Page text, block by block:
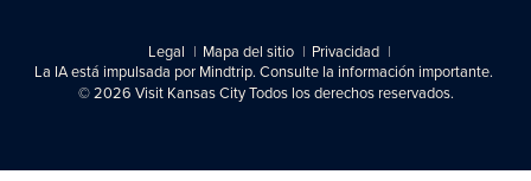
Legal Mapa del sitio
Privacidad
La IA está impulsada por Mindtrip. Consulte la información importante.
© 2026 Visit Kansas City Todos los derechos reservados.